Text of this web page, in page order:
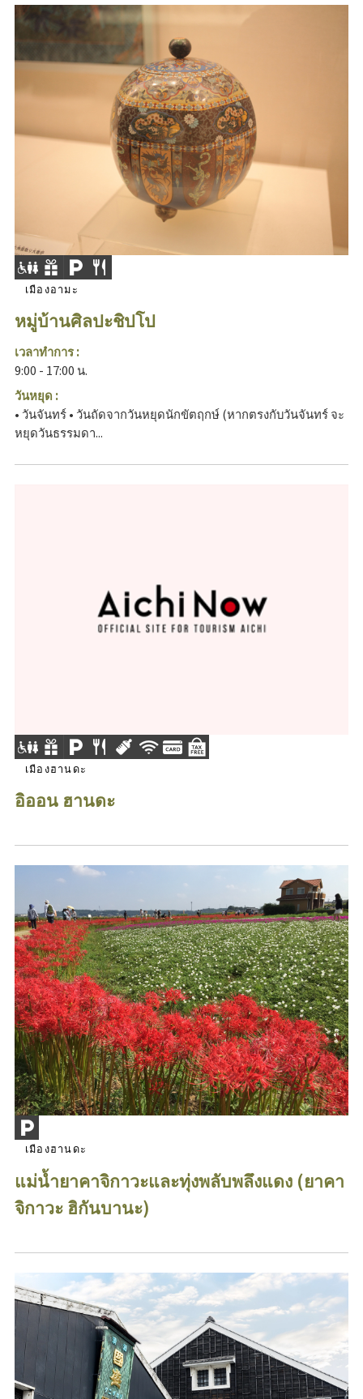
เมืองอามะ
หมู่บ้านศิลปะชิปโป
เวลาทำการ :
9:00 - 17:00 น.
วันหยุด :
• วันจันทร์ • วันถัดจากวันหยุดนักขัตฤกษ์ (หากตรงกับวันจันทร์ จะ
หยุดวันธรรมดา...
เมืองฮานดะ
อิออน ฮานดะ
เมืองฮานดะ
แม่น้ำยาคาจิกาวะและทุ่งพลับพลึงแดง (ยาคา
จิกาวะ ฮิกันบานะ)